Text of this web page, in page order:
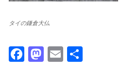
タイの鎌倉大仏
F M E